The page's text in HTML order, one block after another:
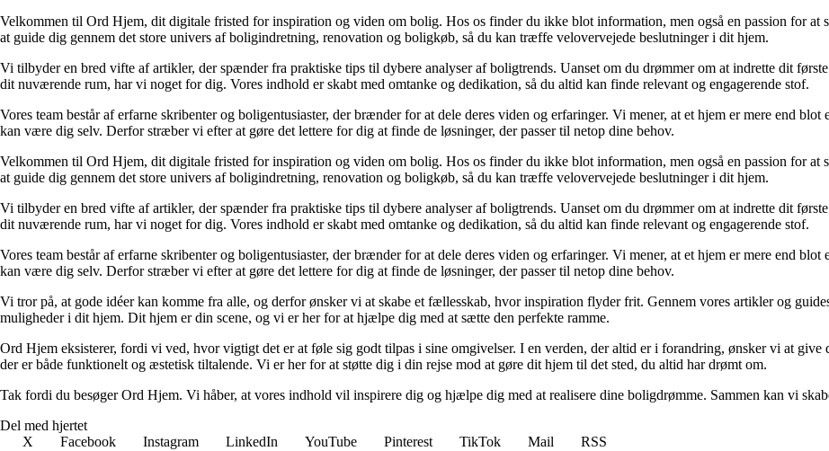
Velkommen til Ord Hjem, dit digitale fristed for inspiration og viden om bolig. Hos os finder du ikke blot information, men også en passion for at
at guide dig gennem det store univers af boligindretning, renovation og boligkøb, så du kan træffe velovervejede beslutninger i dit hjem.
Vi tilbyder en bred vifte af artikler, der spænder fra praktiske tips til dybere analyser af boligtrends. Uanset om du drømmer om at indrette dit
dit nuværende rum, har vi noget for dig. Vores indhold er skabt med omtanke og dedikation, så du altid kan finde relevant og engagerende stof.
Vores team består af erfarne skribenter og boligentusiaster, der brænder for at dele deres viden og erfaringer. Vi mener, at et hjem er mere end
kan være dig selv. Derfor stræber vi efter at gøre det lettere for dig at finde de løsninger, der passer til netop dine behov.
Velkommen til Ord Hjem, dit digitale fristed for inspiration og viden om bolig. Hos os finder du ikke blot information, men også en passion for at
at guide dig gennem det store univers af boligindretning, renovation og boligkøb, så du kan træffe velovervejede beslutninger i dit hjem.
Vi tilbyder en bred vifte af artikler, der spænder fra praktiske tips til dybere analyser af boligtrends. Uanset om du drømmer om at indrette dit
dit nuværende rum, har vi noget for dig. Vores indhold er skabt med omtanke og dedikation, så du altid kan finde relevant og engagerende stof.
Vores team består af erfarne skribenter og boligentusiaster, der brænder for at dele deres viden og erfaringer. Vi mener, at et hjem er mere end
kan være dig selv. Derfor stræber vi efter at gøre det lettere for dig at finde de løsninger, der passer til netop dine behov.
Vi tror på, at gode idéer kan komme fra alle, og derfor ønsker vi at skabe et fællesskab, hvor inspiration flyder frit. Gennem vores artikler og
muligheder i dit hjem. Dit hjem er din scene, og vi er her for at hjælpe dig med at sætte den perfekte ramme.
Ord Hjem eksisterer, fordi vi ved, hvor vigtigt det er at føle sig godt tilpas i sine omgivelser. I en verden, der altid er i forandring, ønsker vi at give
der er både funktionelt og æstetisk tiltalende. Vi er her for at støtte dig i din rejse mod at gøre dit hjem til det sted, du altid har drømt om.
Tak fordi du besøger Ord Hjem. Vi håber, at vores indhold vil inspirere dig og hjælpe dig med at realisere dine boligdrømme. Sammen kan vi
Del med hjertet
X
Facebook Instagram LinkedIn YouTube Pinterest TikTok Mail
RSS